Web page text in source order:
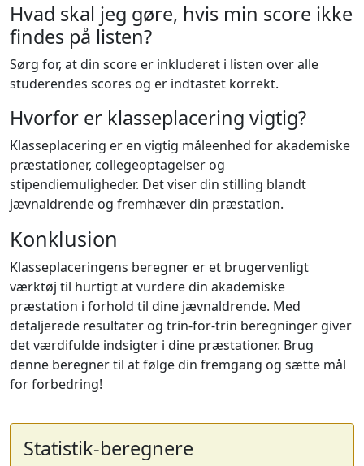
Hvad skal jeg gøre, hvis min score ikke
findes på listen?
Sørg for, at din score er inkluderet i listen over alle
studerendes scores og er indtastet korrekt.
Hvorfor er klasseplacering vigtig?
Klasseplacering er en vigtig måleenhed for akademiske
præstationer, collegeoptagelser og
stipendiemuligheder. Det viser din stilling blandt
jævnaldrende og fremhæver din præstation.
Konklusion
Klasseplaceringens beregner er et brugervenligt
værktøj til hurtigt at vurdere din akademiske
præstation i forhold til dine jævnaldrende. Med
detaljerede resultater og trin-for-trin beregninger giver
det værdifulde indsigter i dine præstationer. Brug
denne beregner til at følge din fremgang og sætte mål
for forbedring!
Statistik-beregnere